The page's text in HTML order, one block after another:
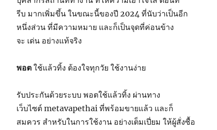
รีบ มากเพิ่มขึ้น ในขณะนี้ของปี 2024ที่นับว่าเป็นอีก
หนึ่งส่วน ที่มีความหมาย และก็เป็นจุดที่ค่อนข้าง
จะ เด่น อย่างแท้จริง
พอต ใช้แล้วทิ้ง ต้องใจทุกวัย ใช้งานง่าย
รับประกันด้วยระบบ พอตใช้แล้วทิ้ง ผ่านทาง
เว็บไซต์ metavapethaiที่พร้อมขายแล้ว และก็
สมควร สำหรับในการใช้งาน อย่างเต็มเปี่ยม ให้ผู้สั่งซื้อ